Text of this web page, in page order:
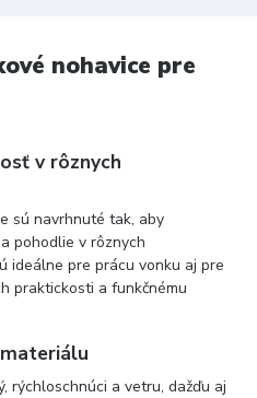
nohavice pre
v rôznych
sú navrhnuté tak, aby
pohodlie v rôznych
ideálne pre prácu vonku aj pre
praktickosti a funkčnému
rýchloschnúci a vetru, dažďu aj